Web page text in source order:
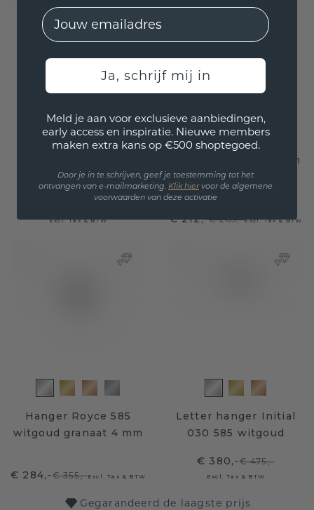
Hanger Sam EME 585
mm
Excl. Tax & BTW
Hanger Julia 585
witgoud granaat 5 mm
€ 212,-€ 265,-Excl. Tax & BTW
Hanger Royce 585
witgoud granaat 4 mm
€ 284,-€ 355,-Excl. Tax & BTW
Letter hanger Initial
030 585 witgoud
€ 380,-€ 475,-
Excl. Tax & BTW
Gegarandeerd de laagste prijs
EMail
Ja, schrijf mij in
Meld je aan voor exclusieve aanbiedingen,
early access en inspiratie. Nieuwe members
maken extra kans op €500 shoptegoed.
Door je in te schrijven, geef je toestemming tot het
ontvangen van e-mailmarketing. Klik hiervoor de algemene
voorwaarden van deze activatie